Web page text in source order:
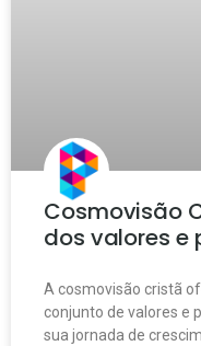
Cosmovisão
dos valores e
A cosmovisão cristã
conjunto de valores e
sua jornada de